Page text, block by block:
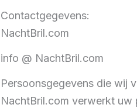
Contactgegevens:
NachtBril.com
info @ NachtBril.com
Persoonsgegevens die wij
NachtBril.com verwerkt uw